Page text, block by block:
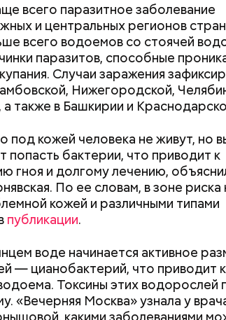
всего паразитное заболевание
и центральных регионов
всего водоемов со стоячей
паразитов, способные
Случаи заражения
Нижегородской,
также в Башкирии и
под кожей человека не живут, но
попасть бактерии, что приводит к
гноя и долгому лечению,
По ее словам, в зоне риска
кожей и различными типами
публикации.
воде начинается активное
— цианобактерий, что приводит
Токсины этих
«Вечерняя Москва» узнала у
отмечается в США в честь
В этот праздник люди
но и другие десерты на основе
в магазине или сделать
своими родными и близкими.
как
с гендерными
на рынке
Интернет
растет спрос на
персональных
Сети